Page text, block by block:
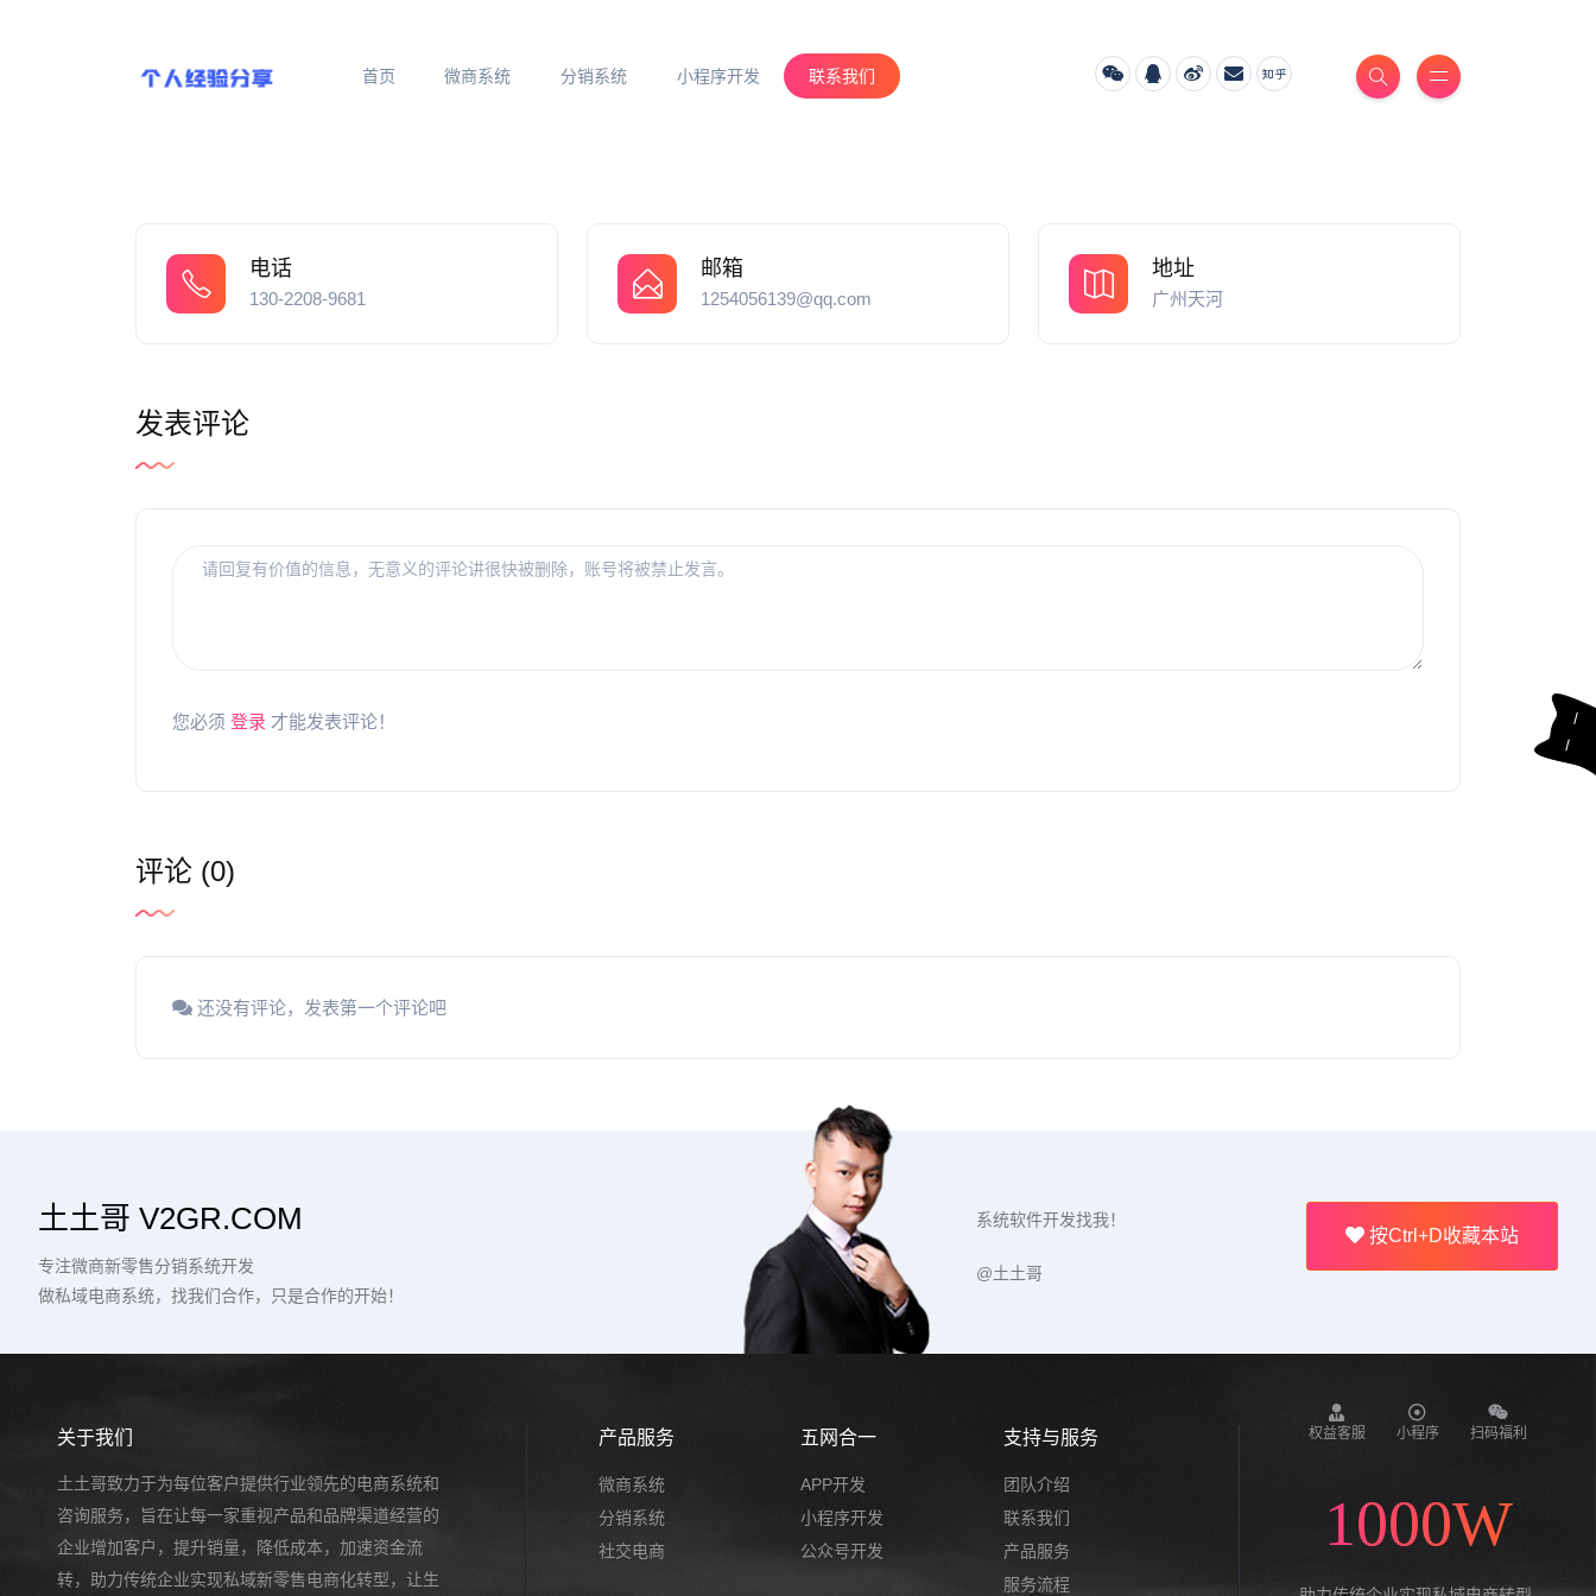
首页 微商系统 分销系统 小程序开发 联系我们
电话
130-2208-9681
邮箱
1254056139@qq.com
地址
广州天河
发表评论
您必须 登录 才能发表评论！
评论 (0)
还没有评论，发表第一个评论吧
土土哥 V2GR.COM
专注微商新零售分销系统开发
做私域电商系统，找我们合作，只是合作的开始！
按Ctrl+D收藏本站
系统软件开发找我！
@土土哥
关于我们
土土哥致力于为每位客户提供行业领先的电商系统和
咨询服务，旨在让每一家重视产品和品牌渠道经营的
企业增加客户，提升销量，降低成本，加速资金流
转，助力传统企业实现私域新零售电商化转型，让生
产品服务
微商系统
分销系统
社交电商
五网合一
APP开发
小程序开发
公众号开发
支持与服务
团队介绍
联系我们
产品服务
服务流程
权益客服 小程序 扫码福利
1000W